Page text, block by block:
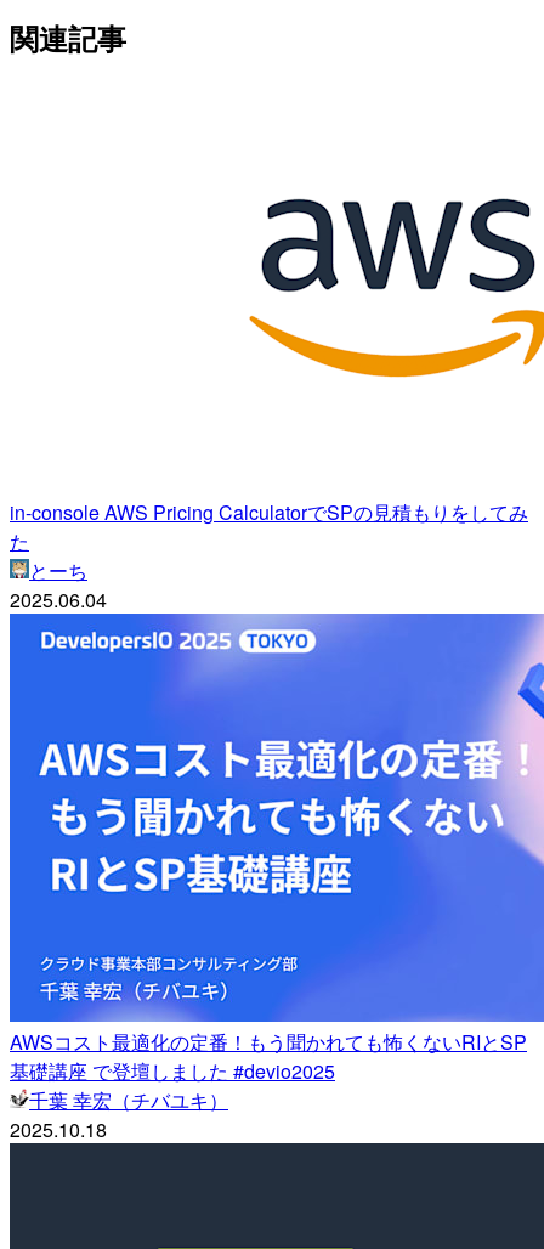
関連記事
in-console AWS Pricing CalculatorでSPの見積もりをしてみ
た
とーち
2025.06.04
AWSコスト最適化の定番！もう聞かれても怖くないRIとSP
基礎講座 で登壇しました #devio2025
千葉 幸宏（チバユキ）
2025.10.18